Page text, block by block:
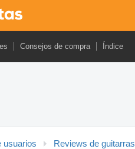
Consejos de compra Índice
usuarios Reviews de guitarras